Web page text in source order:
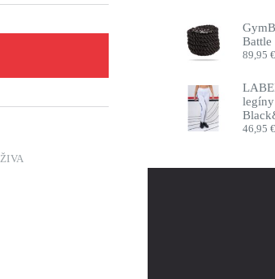
Battle
89,95€
legíny
46,95